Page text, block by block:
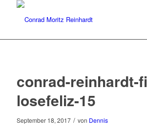
conrad-reinhardt-
losefeliz-15
September 18, 2017 / von Dennis